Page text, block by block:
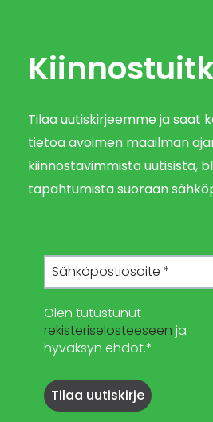
Tilaa uutiskirjeemme ja saat
tietoa avoimen maailman
kiinnostavimmista uutisista,
tapahtumista suoraan
Olen tutustunut
rekisteriselosteeseen ja
hyväksyn ehdot.*